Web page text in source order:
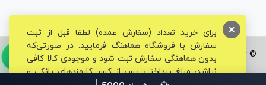
© تمامی حقوق برای فروشگاه تخصصی قم الکترونیک محفوظ می‌باشد.
برای خرید تعداد (سفارش عمده) لطفا قبل از ثبت
سفارش با فروشگاه هماهنگ فرمایید. در صورتی‌که
بدون هماهنگی سفارش ثبت شود و موجودی کالا کافی
نباشد، مبلغ پرداختی پس از کسر کارمزدهای بانکی و
×